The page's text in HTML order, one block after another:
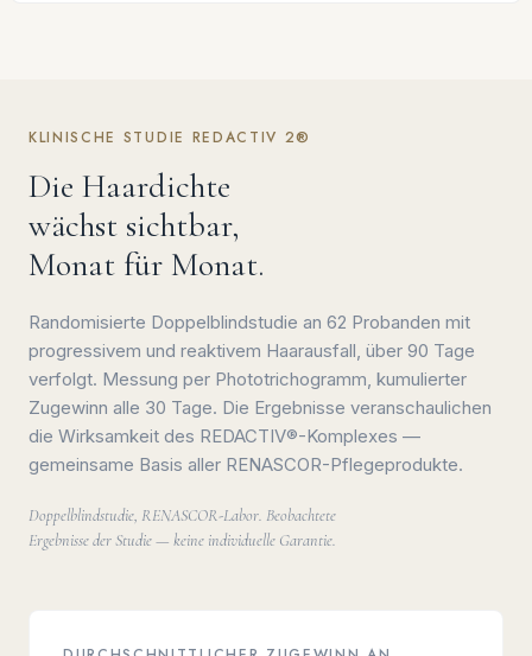
KLINISCHE STUDIE REDACTIV 2®
Die Haardichte
wächst sichtbar,
Monat für Monat.
Randomisierte Doppelblindstudie an 62 Probanden mit
progressivem und reaktivem Haarausfall, über 90 Tage
verfolgt. Messung per Phototrichogramm, kumulierter
Zugewinn alle 30 Tage. Die Ergebnisse veranschaulichen
die Wirksamkeit des REDACTIV®-Komplexes —
gemeinsame Basis aller RENASCOR-Pflegeprodukte.
Doppelblindstudie, RENASCOR-Labor. Beobachtete
Ergebnisse der Studie — keine individuelle Garantie.